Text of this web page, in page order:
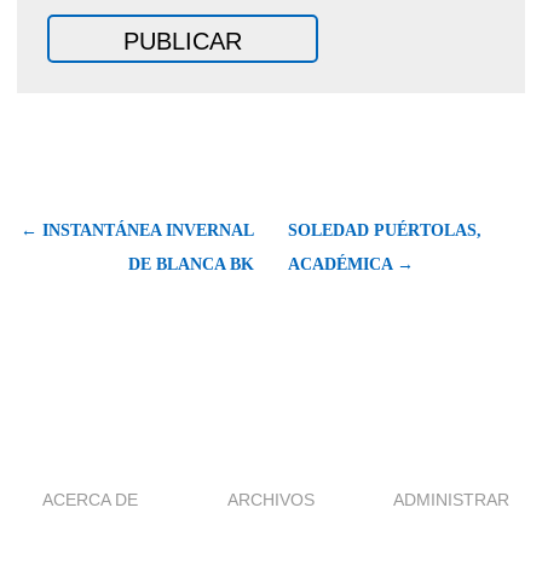
← INSTANTÁNEA INVERNAL
DE BLANCA BK
SOLEDAD PUÉRTOLAS,
ACADÉMICA →
ACERCA DE ARCHIVOS ADMINISTRAR